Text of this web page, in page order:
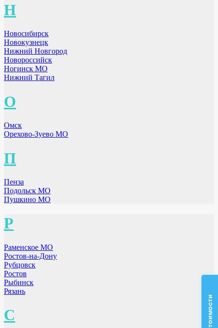
Н
Новосибирск
Новокузнецк
Нижний Новгород
Новороссийск
Ногинск МО
Нижний Тагил
О
Омск
Орехово-Зуево МО
П
Пенза
Подольск МО
Пушкино МО
Р
Раменское МО
Ростов-на-Дону
Рубцовск
Ростов
Рыбинск
Рязань
С